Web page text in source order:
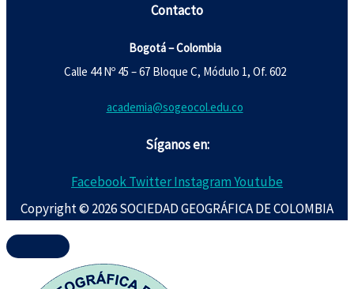
Contacto
Bogotá – Colombia
Calle 44 Nº 45 – 67 Bloque C, Módulo 1, Of. 602
academia@sogeocol.edu.co
Síganos en:
FacebookTwitterInstagramYoutube
Copyright © 2026 SOCIEDAD GEOGRÁFICA DE COLOMBIA